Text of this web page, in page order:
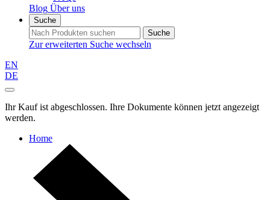
Blog Über uns
Suche
Suche
Zur erweiterten Suche wechseln
EN
DE
Ihr Kauf ist abgeschlossen. Ihre Dokumente können jetzt angezeigt
werden.
Home